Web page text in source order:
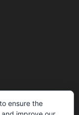
ensure the